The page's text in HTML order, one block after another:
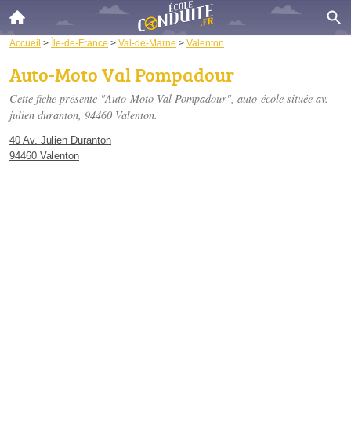
Accueil > Île-de-France > Val-de-Marne > Valenton
Auto-Moto Val Pompadour
Cette fiche présente "Auto-Moto Val Pompadour", auto-école située av.
julien duranton, 94460 Valenton.
40 Av. Julien Duranton
94460 Valenton